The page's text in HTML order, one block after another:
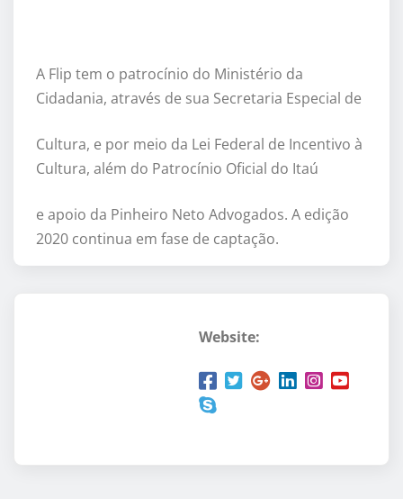
A Flip tem o patrocínio do Ministério da
Cidadania, através de sua Secretaria Especial de
Cultura, e por meio da Lei Federal de Incentivo à
Cultura, além do Patrocínio Oficial do Itaú
e apoio da Pinheiro Neto Advogados. A edição
2020 continua em fase de captação.
Website: